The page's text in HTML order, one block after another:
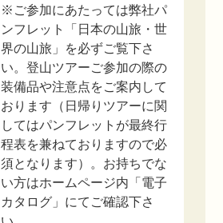
※ご参加にあたっては弊社パ
ンフレット「日本の山旅・世
界の山旅」を必ずご覧下さ
い。登山ツアーご参加の際の
装備品や注意点をご案内して
おります（日帰りツアーに関
してはパンフレットが最終行
程表を兼ねておりますので必
須となります）。お持ちでな
い方はホームページ内「電子
カタログ」にてご確認下さ